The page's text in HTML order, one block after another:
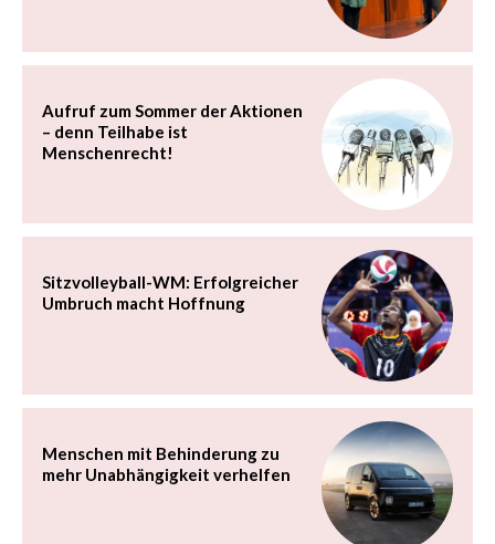
Aufruf zum Sommer der Aktionen
– denn Teilhabe ist
Menschenrecht!
Sitzvolleyball-WM: Erfolgreicher
Umbruch macht Hoffnung
Menschen mit Behinderung zu
mehr Unabhängigkeit verhelfen